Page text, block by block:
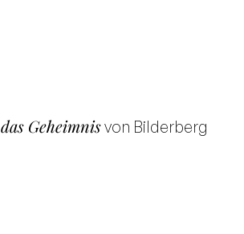
das Geheimnisvon Bilderberg